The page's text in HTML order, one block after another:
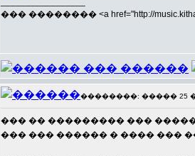
��� �������� <a href="http://
��������: ����� 25 ���
��� �� ��������� ���
��� ��� ������ � ���� ���